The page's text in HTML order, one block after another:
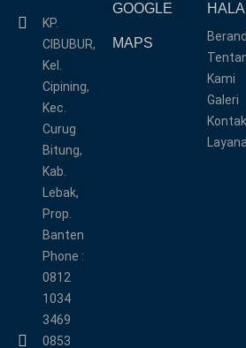
KP.
CIBUBUR,
Kel.
Cipining,
Kec.
Curug
Bitung,
Kab.
Lebak,
Prop.
Banten
Phone :
0812
1034
3469
0853
GOOGLE
MAPS
Kami
Galeri